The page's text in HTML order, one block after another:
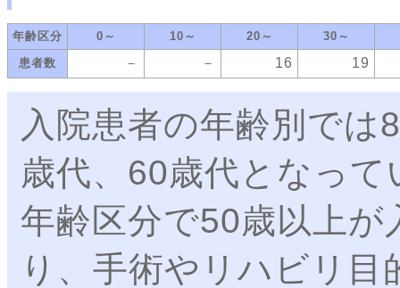
年齢区分 0～ 10～ 20～ 30～
患者数
－ － 16 19
入院患者の年齢別で
歳代、60歳代となって
年齢区分で50歳以上
り、手術やリハビリ